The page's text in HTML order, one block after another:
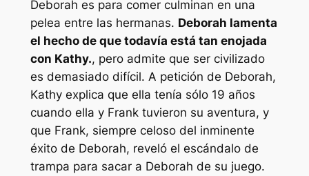
Deborah es para comer culminan en una
pelea entre las hermanas. Deborah lamenta
el hecho de que todavía está tan enojada
con Kathy., pero admite que ser civilizado
es demasiado difícil. A petición de Deborah,
Kathy explica que ella tenía sólo 19 años
cuando ella y Frank tuvieron su aventura, y
que Frank, siempre celoso del inminente
éxito de Deborah, reveló el escándalo de
trampa para sacar a Deborah de su juego.